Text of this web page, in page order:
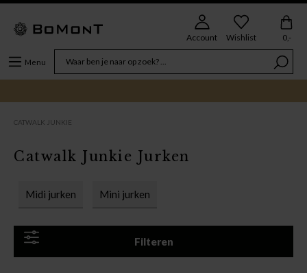
Menu
Account Wishlist 0,-
CATWALK JUNKIE
Midi jurken Mini jurken
Filteren
Catwalk Junkie Jurken